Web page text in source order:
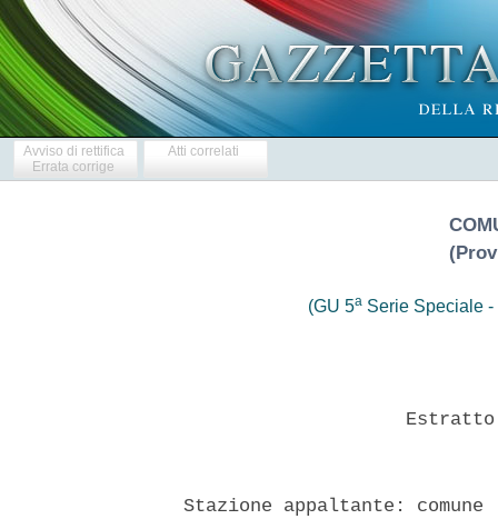
Avviso di rettifica
Errata corrige
Atti correlati
(GU 5aSerie Speciale -
Stazione appaltante: comune